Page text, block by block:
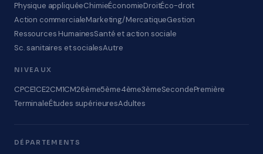
Physique appliquéeChimieÉconomieDroitÉco-droit
Action commercialeMarketing/MercatiqueGestion
Ressources HumainesSanté et action sociale
Sc. sanitaires et socialesAutre
NIVEAUX
CPCE1CE2CM1CM26ème5ème4ème3èmeSecondePremière
TerminaleÉtudes supérieuresAdultes
DÉPARTEMENTS